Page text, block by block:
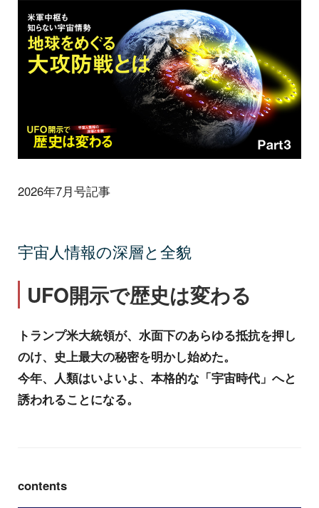
2026年7月号記事
宇宙人情報の深層と全貌
UFO開示で歴史は変わる
トランプ米大統領が、水面下のあらゆる抵抗を押し
のけ、史上最大の秘密を明かし始めた。
今年、人類はいよいよ、本格的な「宇宙時代」へと
誘われることになる。
contents